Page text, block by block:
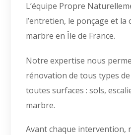
L’équipe Propre
l’entretien, le ponçage et la
marbre en Île de France.
Notre expertise nous
rénovation de tous types
toutes surfaces : sols,
marbre.
Avant chaque intervention,